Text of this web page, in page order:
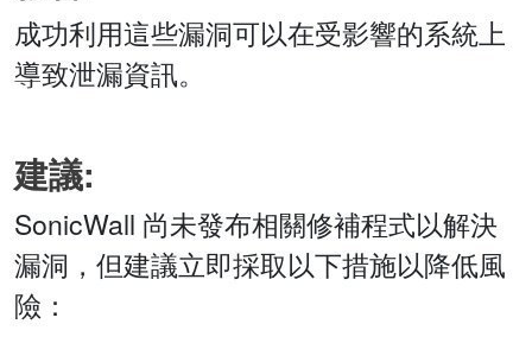
成功利用這些漏洞可以在受影響的系統上
導致泄漏資訊。
建議:
SonicWall 尚未發布相關修補程式以解決
漏洞，但建議立即採取以下措施以降低風
險：